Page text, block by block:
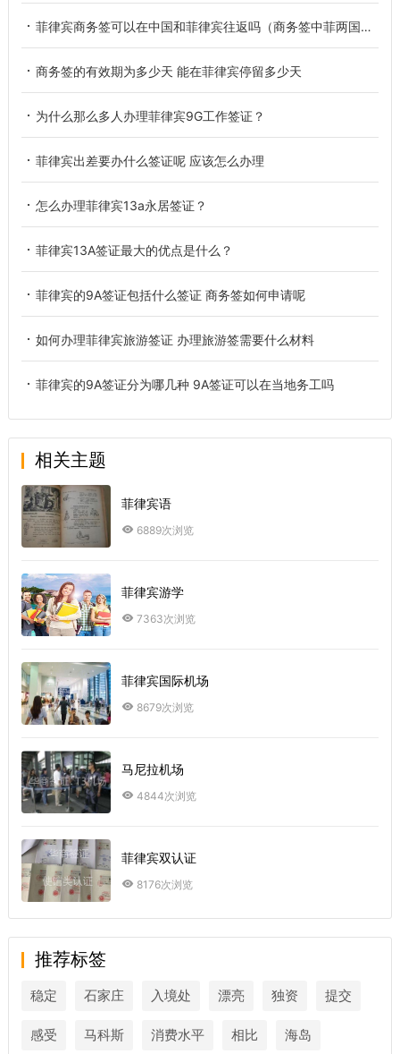
菲律宾商务签可以在中国和菲律宾往返吗（商务签中菲两国往返讲解）
商务签的有效期为多少天 能在菲律宾停留多少天
为什么那么多人办理菲律宾9G工作签证？
菲律宾出差要办什么签证呢 应该怎么办理
怎么办理菲律宾13a永居签证？
菲律宾13A签证最大的优点是什么？
菲律宾的9A签证包括什么签证 商务签如何申请呢
如何办理菲律宾旅游签证 办理旅游签需要什么材料
菲律宾的9A签证分为哪几种 9A签证可以在当地务工吗
相关主题
菲律宾语
6889次浏览
菲律宾游学
7363次浏览
菲律宾国际机场
8679次浏览
马尼拉机场
4844次浏览
菲律宾双认证
8176次浏览
推荐标签
稳定 石家庄 入境处 漂亮 独资 提交
感受 马科斯 消费水平 相比 海岛